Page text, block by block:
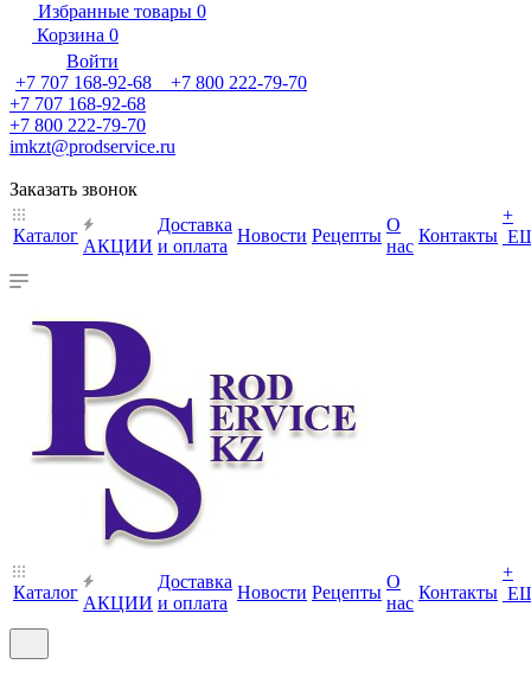
Избранные товары 0
Корзина 0
Войти
+7 707 168-92-68 +7 800 222-79-70
+7 707 168-92-68
+7 800 222-79-70
imkzt@prodservice.ru
Заказать звонок
Каталог
АКЦИИ
Доставка
и оплата
Новости Рецепты
О
нас
Контакты
+
Каталог
АКЦИИ
Доставка
и оплата
Новости Рецепты
О
нас
Контакты
+